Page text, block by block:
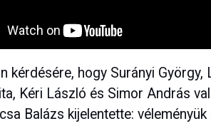
kérdésére, hogy Surányi
Kéri László és Simor András
Balázs kijelentette: